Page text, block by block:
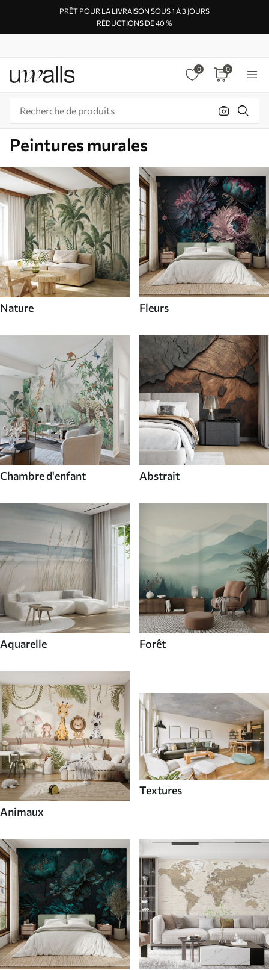
PRÊT POUR LA LIVRAISON SOUS 1 À 3 JOURS
RÉDUCTIONS DE 40 %
0 0
Peintures murales
Nature Fleurs
Chambre d'enfant Abstrait
Aquarelle Forêt
Animaux
Textures